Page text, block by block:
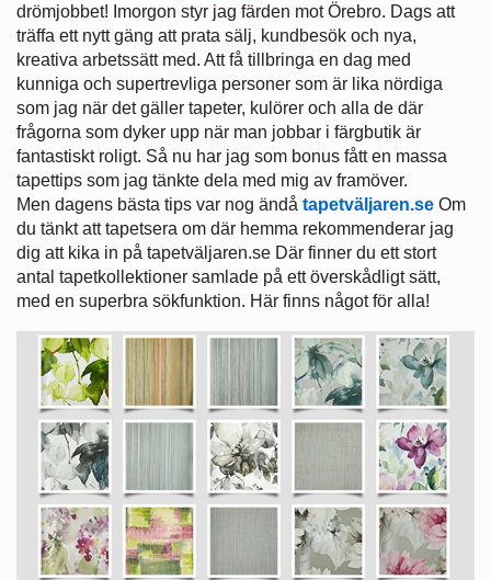
drömjobbet! Imorgon styr jag färden mot Örebro. Dags att
träffa ett nytt gäng att prata sälj, kundbesök och nya,
kreativa arbetssätt med. Att få tillbringa en dag med
kunniga och supertrevliga personer som är lika nördiga
som jag när det gäller tapeter, kulörer och alla de där
frågorna som dyker upp när man jobbar i färgbutik är
fantastiskt roligt. Så nu har jag som bonus fått en massa
tapettips som jag tänkte dela med mig av framöver.
Men dagens bästa tips var nog ändå tapetväljaren.se Om
du tänkt att tapetsera om där hemma rekommenderar jag
dig att kika in på tapetväljaren.se Där finner du ett stort
antal tapetkollektioner samlade på ett överskådligt sätt,
med en superbra sökfunktion. Här finns något för alla!